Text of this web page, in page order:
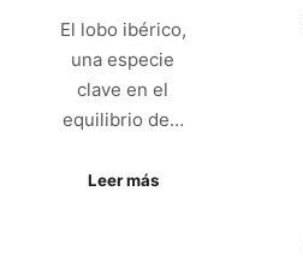
El lobo ibérico,
una especie
clave en el
equilibrio de…
Leer más